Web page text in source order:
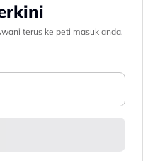
terus ke peti masuk anda.